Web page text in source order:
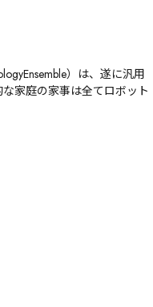
）は、遂に汎用
家庭の家事は全てロボット